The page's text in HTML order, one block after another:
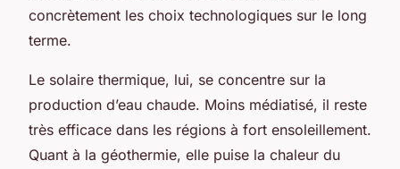
concrètement les choix technologiques sur le long
terme.
Le solaire thermique, lui, se concentre sur la
production d’eau chaude. Moins médiatisé, il reste
très efficace dans les régions à fort ensoleillement.
Quant à la géothermie, elle puise la chaleur du